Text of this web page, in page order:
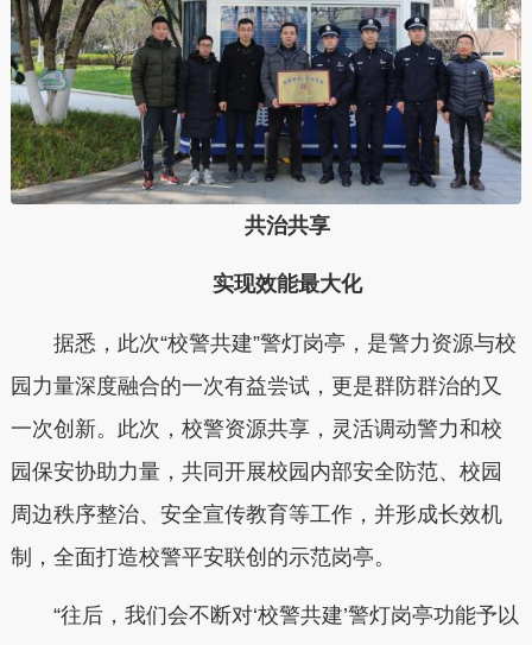
共治共享
实现效能最大化
据悉，此次“校警共建”警灯岗亭，是警力资源与校
园力量深度融合的一次有益尝试，更是群防群治的又
一次创新。此次，校警资源共享，灵活调动警力和校
园保安协助力量，共同开展校园内部安全防范、校园
周边秩序整治、安全宣传教育等工作，并形成长效机
制，全面打造校警平安联创的示范岗亭。
“往后，我们会不断对‘校警共建’警灯岗亭功能予以